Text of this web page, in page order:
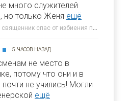
много служителей
но только Женя ещё
Курский священник спас от избиения переодетого бабушкой ВСУшника » 46ТВ Курское Интернет Телевидение
5 ЧАСОВ НАЗАД
не место в
потому что они и в
не учились! Могли
ещё